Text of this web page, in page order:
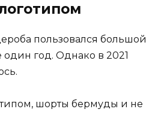
пользовался большой
год. Однако в 2021